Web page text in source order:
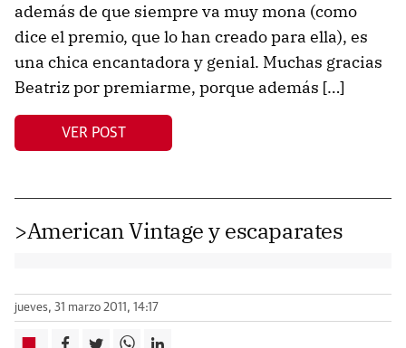
además de que siempre va muy mona (como
dice el premio, que lo han creado para ella), es
una chica encantadora y genial. Muchas gracias
Beatriz por premiarme, porque además […]
VER POST
>American Vintage y escaparates
jueves, 31 marzo 2011, 14:17